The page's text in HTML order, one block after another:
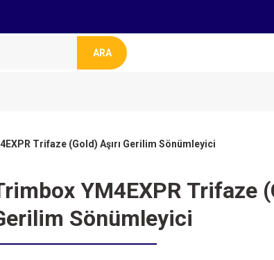
ARA
Trifaze (Gold) Aşırı Gerilim Sönümleyici
YM4EXPR Trifaze
Sönümleyici